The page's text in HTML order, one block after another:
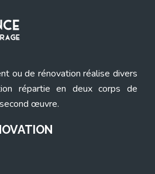
ou de rénovation réalise divers
répartie en deux corps de
œuvre.